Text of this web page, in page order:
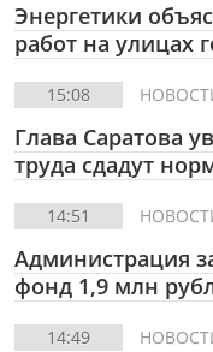
Энергетики
работ на улицах
15:08
Глава Саратова
труда сдадут
14:51
Администрация
фонд 1,9 млн
14:49